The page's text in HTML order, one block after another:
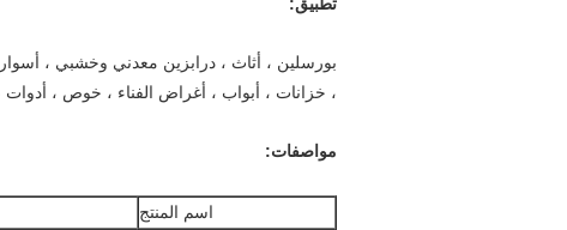
بورسلين ، أثاث ، درابزين معدني وخشبي ،
، خزانات ، أبواب ، أغراض الفناء ، خوص ، أدوات
مواصفات:
اسم المنتج